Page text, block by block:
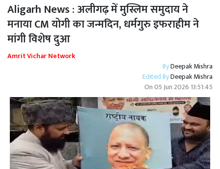
Aligarh News : अलीगढ़ में मुस्लिम समुदाय ने
मनाया CM योगी का जन्मदिन, धर्मगुरु इफराहीम ने
मांगी विशेष दुआ
Amrit Vichar Network
ByDeepak Mishra
Edited ByDeepak Mishra
On05 Jun 2026 13:51:45